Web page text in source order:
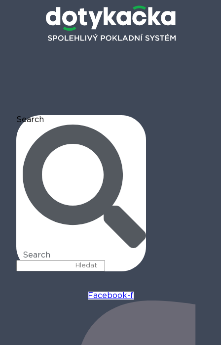
Search
Search
Facebook-f